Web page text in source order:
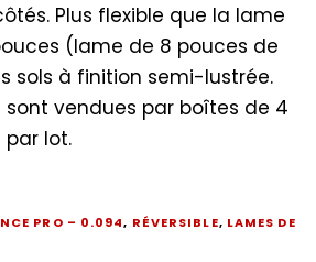
Plus flexible que la lame
(lame de 8 pouces de
sols à finition semi-lustrée.
sont vendues par boîtes de 4
par lot.
PRO – 0.094, RÉVERSIBLE, LAMES DE